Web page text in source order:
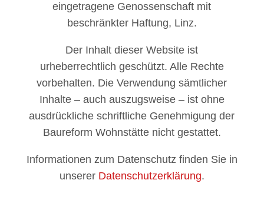
eingetragene Genossenschaft mit
beschränkter Haftung, Linz.
Der Inhalt dieser Website ist
urheberrechtlich geschützt. Alle Rechte
vorbehalten. Die Verwendung sämtlicher
Inhalte – auch auszugsweise – ist ohne
ausdrückliche schriftliche Genehmigung der
Baureform Wohnstätte nicht gestattet.
Informationen zum Datenschutz finden Sie in
unserer Datenschutzerklärung.